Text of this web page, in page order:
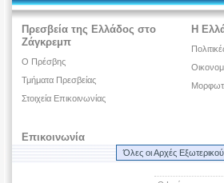
Πρεσβεία της Ελλάδος στο
Ζάγκρεμπ
Ο Πρέσβης
Τμήματα Πρεσβείας
Στοιχεία Επικοινωνίας
Η
Επικοινωνία
Όλες οι Αρχές Εξωτερικού